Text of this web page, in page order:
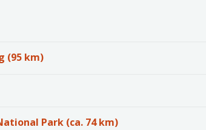
(95 km)
Park (ca. 74 km)